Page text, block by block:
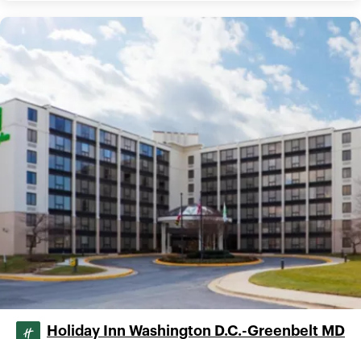
Holiday Inn Washington D.C.-Greenbelt MD